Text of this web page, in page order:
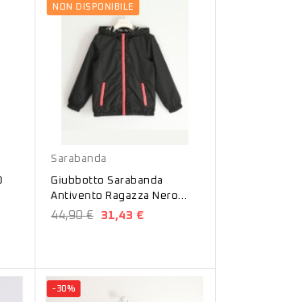
NON DISPONIBILE
Sarabanda
Giubbotto Sarabanda
Antivento Ragazza Nero
D4239
44,90 € 31,43 €
-30%